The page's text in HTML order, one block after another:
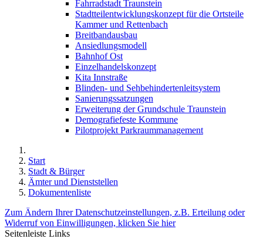
Fahrradstadt Traunstein
Stadtteilentwicklungskonzept für die Ortsteile
Kammer und Rettenbach
Breitbandausbau
Ansiedlungsmodell
Bahnhof Ost
Einzelhandelskonzept
Kita Innstraße
Blinden- und Sehbehindertenleitsystem
Sanierungssatzungen
Erweiterung der Grundschule Traunstein
Demografiefeste Kommune
Pilotprojekt Parkraummanagement
Start
Stadt & Bürger
Ämter und Dienststellen
Dokumentenliste
Zum Ändern Ihrer Datenschutzeinstellungen, z.B. Erteilung oder
Widerruf von Einwilligungen, klicken Sie hier
Seitenleiste Links